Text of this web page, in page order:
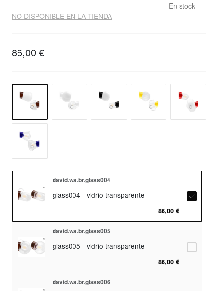
En stock
NO DISPONIBLE EN LA TIENDA
86,00 €
david.wa.br.glass004
glass004 - vidrio transparente
86,00 €
david.wa.br.glass005
glass005 - vidrio transparente
86,00 €
david.wa.br.glass006